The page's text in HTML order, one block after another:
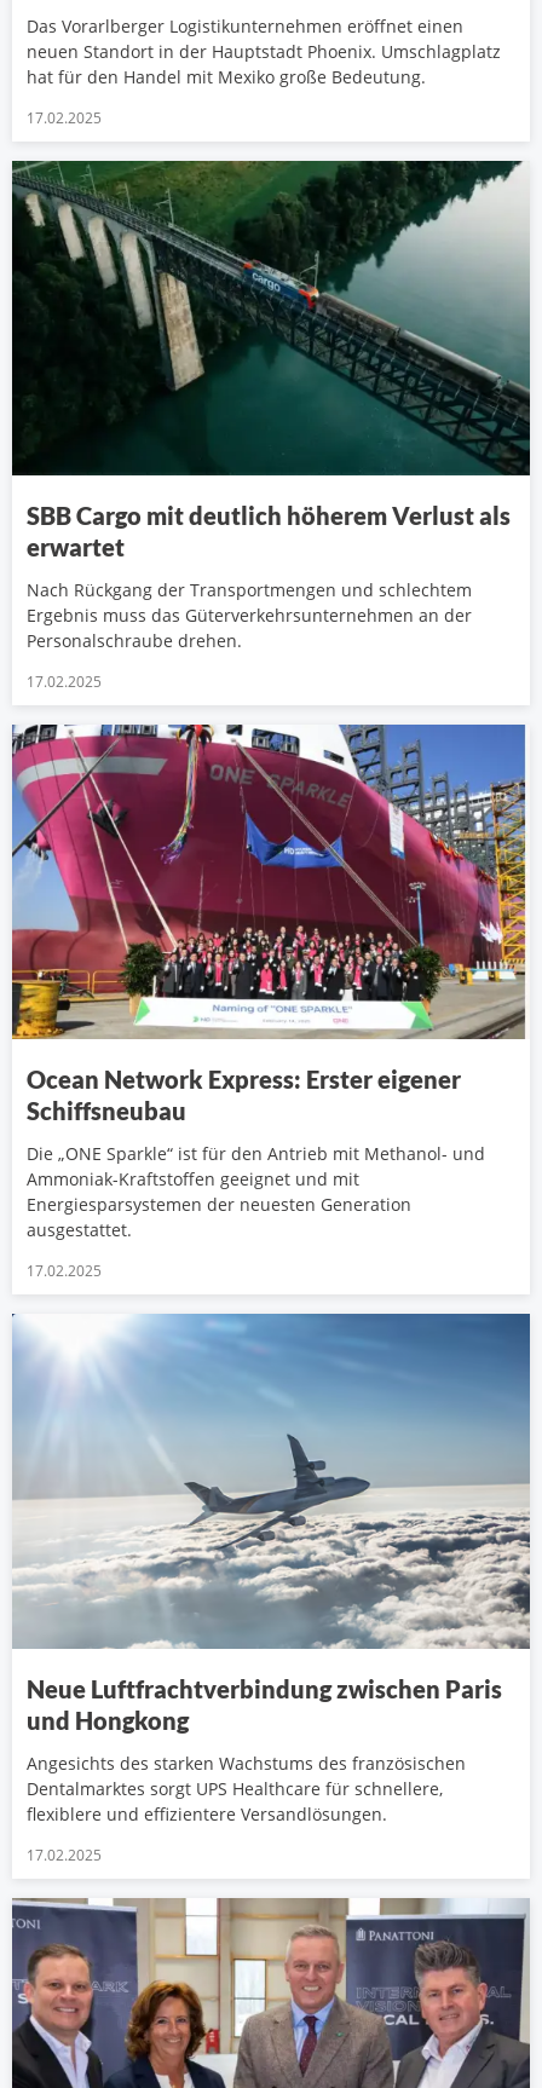
Das Vorarlberger Logistikunternehmen eröffnet einen
neuen Standort in der Hauptstadt Phoenix. Umschlagplatz
hat für den Handel mit Mexiko große Bedeutung.
17.02.2025
SBB Cargo mit deutlich höherem Verlust als
erwartet
Nach Rückgang der Transportmengen und schlechtem
Ergebnis muss das Güterverkehrsunternehmen an der
Personalschraube drehen.
17.02.2025
Ocean Network Express: Erster eigener
Schiffsneubau
Die „ONE Sparkle“ ist für den Antrieb mit Methanol- und
Ammoniak-Kraftstoffen geeignet und mit
Energiesparsystemen der neuesten Generation
ausgestattet.
17.02.2025
Neue Luftfrachtverbindung zwischen Paris
und Hongkong
Angesichts des starken Wachstums des französischen
Dentalmarktes sorgt UPS Healthcare für schnellere,
flexiblere und effizientere Versandlösungen.
17.02.2025